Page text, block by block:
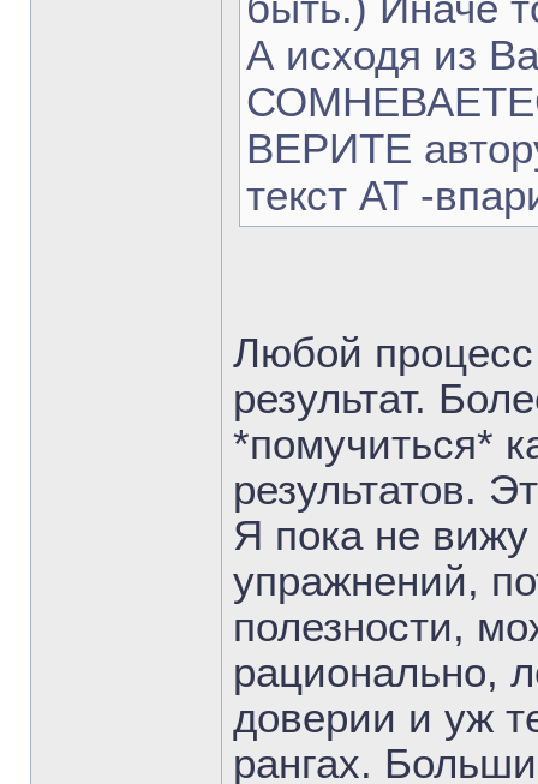
А исходя из
ВЕРИТЕ
текст АТ -
Любой процесс
результат.
*помучиться*
результатов.
Я пока не вижу
упражнений,
полезности,
рационально,
доверии и уж
рангах.